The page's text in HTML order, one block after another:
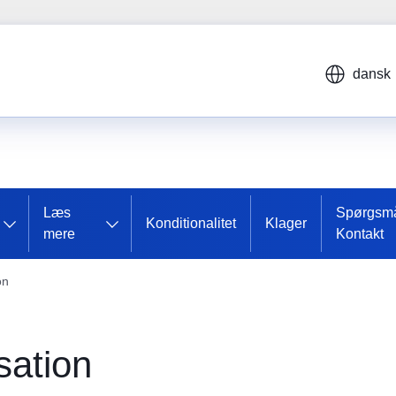
dansk
Læs
mere
Konditionalitet Klager
Kontakt